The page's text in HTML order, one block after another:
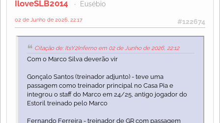
IloveSLB2014 Eusébio
#122674
02 de Junho de 2026, 22:17
Citação de: ItsY2Inferno em 02 de Junho de 2026, 22:12
Com o Marco Silva deverão vir
Gonçalo Santos (treinador adjunto) - teve uma
passagem como treinador principal no Casa Pia e
integrou o staff do Marco em 24/25, antigo jogador do
Estoril treinado pelo Marco
Fernando Ferreira - treinador de GR com passagem